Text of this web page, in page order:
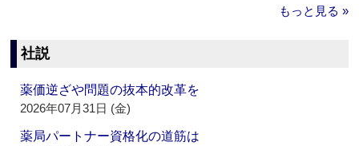
もっと見る »
社説
薬価逆ざや問題の抜本的改革を
2026年07月31日 (金)
薬局パートナー資格化の道筋は